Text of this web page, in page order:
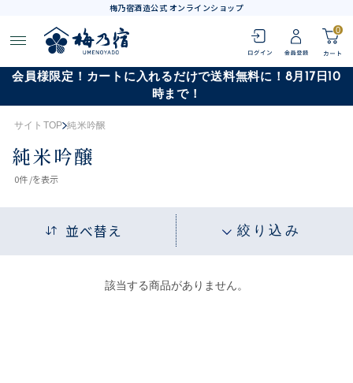
梅乃宿酒造公式 オンラインショップ
0
会員様限定！カートに入れるだけで送料無料に！8月17日10
時まで！
サイトTOP 純米吟醸
純米吟醸
0件 /を表示
並べ替え 絞り込み
該当する商品がありません。